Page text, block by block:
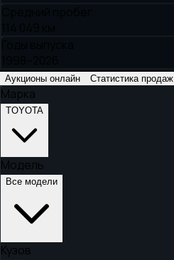
Аукционы онлайн Статистика продаж
Марка
TOYOTA
Модель
Все модели
Кузов